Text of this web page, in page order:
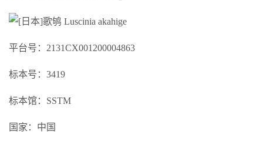
平台号：2131CX001200004863
标本号：3419
标本馆：SSTM
国家：中国